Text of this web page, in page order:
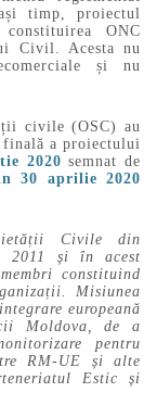
timp, proiectul
ONC
Civil. Acesta nu
și nu
civile (OSC) au
finală a proiectului
2020 semnat de
30 aprilie 2020
Civile din
2011 și în acest
constituind
Misiunea
europeană
Moldova, de a
pentru
RM-UE și alte
Estic și